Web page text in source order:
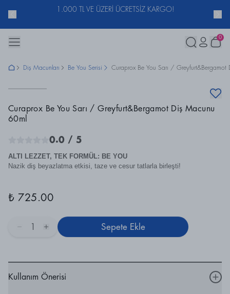
1.000 TL VE ÜZERİ ÜCRETSİZ KARGO!
0
Diş Macunları Be You Serisi Curaprox Be You Sarı / Greyfurt&Bergamot
Curaprox Be You Sarı / Greyfurt&Bergamot Diş Macunu
60ml
0.0 / 5
ALTI LEZZET, TEK FORMÜL: BE YOU
Nazik diş beyazlatma etkisi, taze ve cesur tatlarla birleşti!
₺ 725.00
1 Sepete Ekle
Kullanım Önerisi